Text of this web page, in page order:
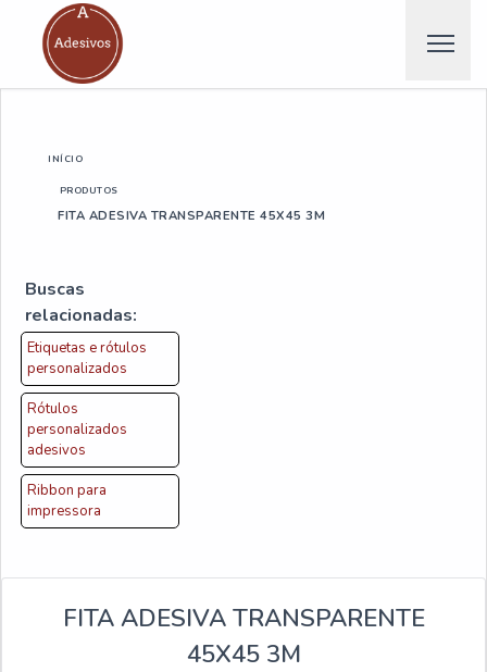
INÍCIO
PRODUTOS
FITA ADESIVA TRANSPARENTE 45X45 3M
Buscas
relacionadas:
Etiquetas e rótulos
personalizados
Rótulos
personalizados
adesivos
Ribbon para
impressora
FITA ADESIVA TRANSPARENTE
45X45 3M